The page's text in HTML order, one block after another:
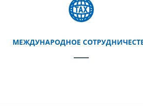
МЕЖДУНАРОДНОЕ